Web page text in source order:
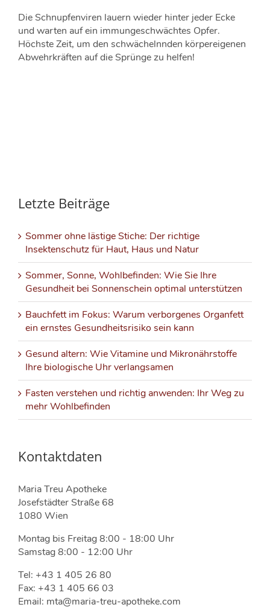
Die Schnupfenviren lauern wieder hinter jeder Ecke
und warten auf ein immungeschwächtes Opfer.
Höchste Zeit, um den schwächelnnden körpereigenen
Abwehrkräften auf die Sprünge zu helfen!
Letzte Beiträge
Sommer ohne lästige Stiche: Der richtige
Insektenschutz für Haut, Haus und Natur
Sommer, Sonne, Wohlbefinden: Wie Sie Ihre
Gesundheit bei Sonnenschein optimal unterstützen
Bauchfett im Fokus: Warum verborgenes Organfett
ein ernstes Gesundheitsrisiko sein kann
Gesund altern: Wie Vitamine und Mikronährstoffe
Ihre biologische Uhr verlangsamen
Fasten verstehen und richtig anwenden: Ihr Weg zu
mehr Wohlbefinden
Kontaktdaten
Maria Treu Apotheke
Josefstädter Straße 68
1080 Wien
Montag bis Freitag 8:00 - 18:00 Uhr
Samstag 8:00 - 12:00 Uhr
Tel: +43 1 405 26 80
Fax: +43 1 405 66 03
Email: mta@maria-treu-apotheke.com